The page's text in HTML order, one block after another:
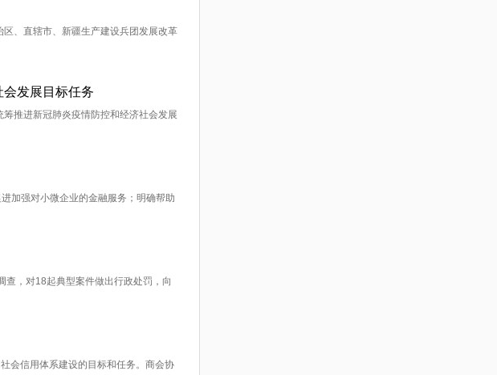
、直辖市、新疆生产建设兵团发展改革
发展目标任务
推进新冠肺炎疫情防控和经济社会发展
加强对小微企业的金融服务；明确帮助
，对18起典型案件做出行政处罚，向
会信用体系建设的目标和任务。商会协